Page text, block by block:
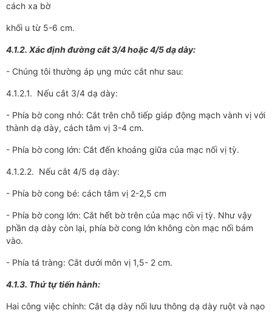
cách xa bờ
khối u từ 5-6 cm.
4.1.2. Xác định đường cắt 3/4 hoặc 4/5 dạ dày:
- Chúng tôi thường áp ụng mức cắt như sau:
4.1.2.1. Nếu cắt 3/4 dạ dày:
- Phía bờ cong nhỏ: Cắt trên chỗ tiếp giáp động mạch vành vị với
thành dạ dày, cách tâm vị 3-4 cm.
- Phía bờ cong lớn: Cắt đến khoảng giữa của mạc nối vị tỳ.
4.1.2.2. Nếu cắt 4/5 dạ dày:
- Phía bờ cong bé: cách tâm vị 2-2,5 cm
- Phía bờ cong lớn: Cắt hết bờ trên của mạc nối vị tỳ. Như vậy
phần dạ dày còn lại, phía bờ cong lớn không còn mạc nối bám
vào.
- Phía tá tràng: Cắt dưới môn vị 1,5- 2 cm.
4.1.3. Thứ tự tiến hành:
Hai công việc chính: Cắt dạ dày nối lưu thông dạ dày ruột và nạo